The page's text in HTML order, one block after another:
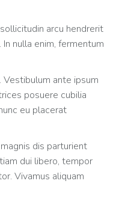
arcu hendrerit
nulla enim, fermentum
ante ipsum
posuere cubilia
eu placerat
dis parturient
dui libero, tempor
Vivamus aliquam